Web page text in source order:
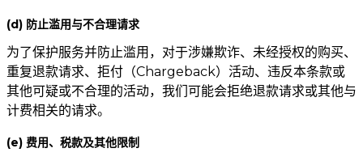
(d) 防止滥用与不合理请求
为了保护服务并防止滥用，对于涉嫌欺诈、未经授权的购买、
重复退款请求、拒付（Chargeback）活动、违反本条款或
其他可疑或不合理的活动，我们可能会拒绝退款请求或其他与
计费相关的请求。
(e) 费用、税款及其他限制